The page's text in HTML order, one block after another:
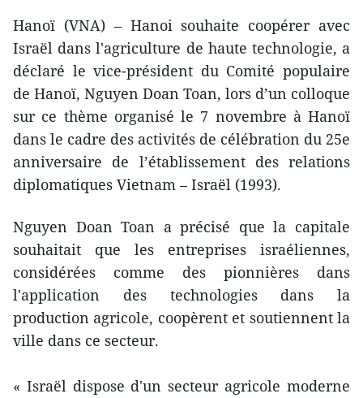
Hanoï (VNA) – Hanoi souhaite coopérer avec
Israël dans l'agriculture de haute technologie, a
déclaré le vice-président du Comité populaire
de Hanoï, Nguyen Doan Toan, lors d’un colloque
sur ce thème organisé le 7 novembre à Hanoï
dans le cadre des activités de célébration du 25e
anniversaire de l’établissement des relations
diplomatiques Vietnam – Israël (1993).
Nguyen Doan Toan a précisé que la capitale
souhaitait que les entreprises israéliennes,
considérées comme des pionnières dans
l'application des technologies dans la
production agricole, coopèrent et soutiennent la
ville dans ce secteur.
« Israël dispose d'un secteur agricole moderne